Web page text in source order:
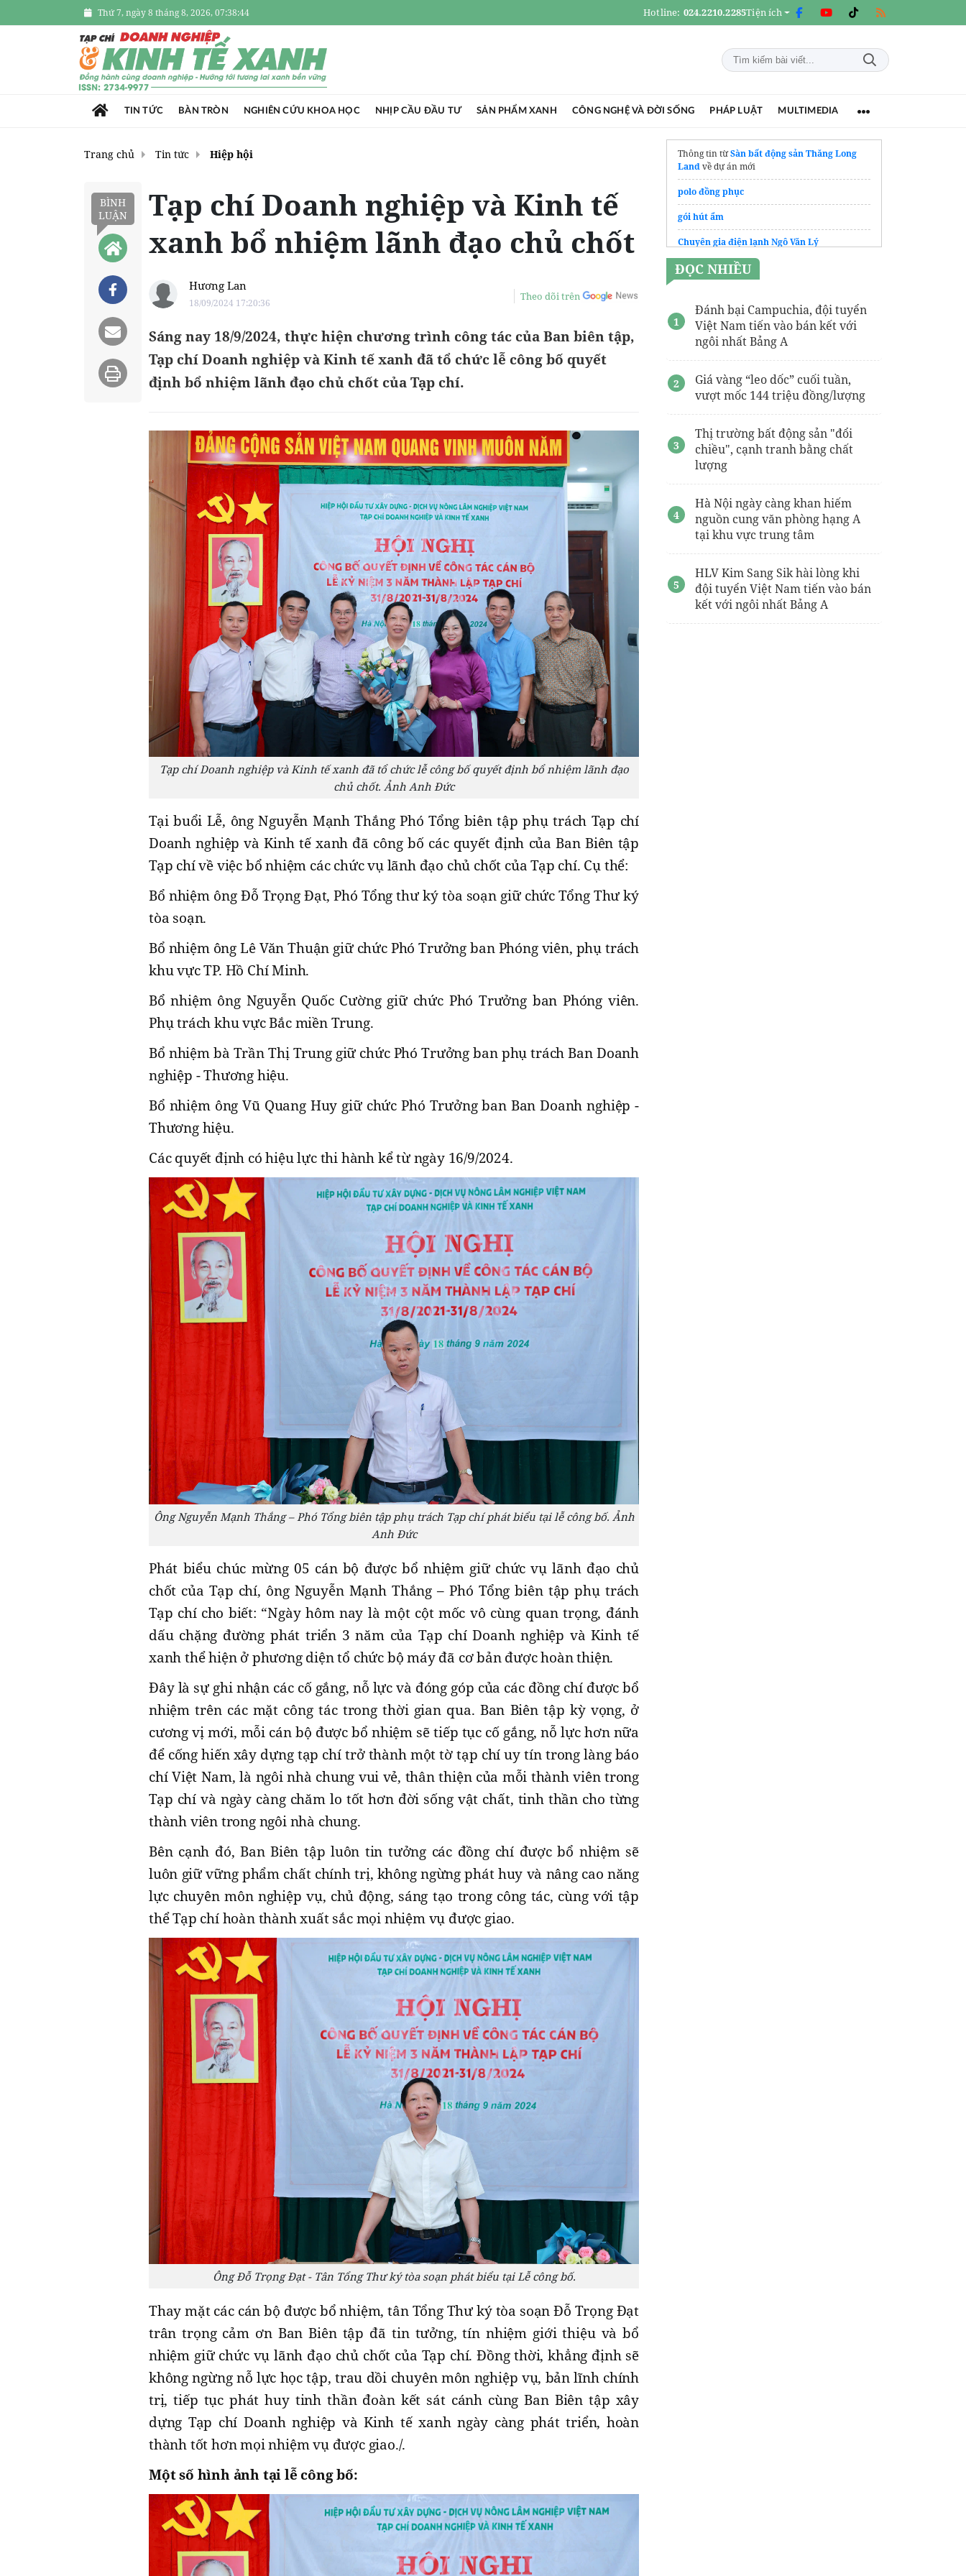
Thứ 7, ngày 8 tháng 8, 2026, 07:38:45 Hotline: 024.2210.2285Tiện ích
TIN TỨC BÀN TRÒN NGHIÊN CỨU KHOA HỌC NHỊP CẦU ĐẦU TƯ SẢN PHẨM XANH CÔNG NGHỆ VÀ ĐỜI SỐNG PHÁP LUẬT MULTIMEDIA
Trang chủ Tin tức Hiệp hội
BÌNH
LUẬN
Tạp chí Doanh nghiệp và Kinh tế
xanh bổ nhiệm lãnh đạo chủ chốt
Hương Lan
18/09/2024 17:20:36
Theo dõi trên
Sáng nay 18/9/2024, thực hiện chương trình công tác của Ban biên tập,
Tạp chí Doanh nghiệp và Kinh tế xanh đã tổ chức lễ công bố quyết
định bổ nhiệm lãnh đạo chủ chốt của Tạp chí.
Tạp chí Doanh nghiệp và Kinh tế xanh đã tổ chức lễ công bố quyết định bổ nhiệm lãnh đạo
chủ chốt. Ảnh Anh Đức
Tại buổi Lễ, ông Nguyễn Mạnh Thắng Phó Tổng biên tập phụ trách Tạp chí
Doanh nghiệp và Kinh tế xanh đã công bố các quyết định của Ban Biên tập
Tạp chí về việc bổ nhiệm các chức vụ lãnh đạo chủ chốt của Tạp chí. Cụ thể:
Bổ nhiệm ông Đỗ Trọng Đạt, Phó Tổng thư ký tòa soạn giữ chức Tổng Thư ký
tòa soạn.
Bổ nhiệm ông Lê Văn Thuận giữ chức Phó Trưởng ban Phóng viên, phụ trách
khu vực TP. Hồ Chí Minh.
Bổ nhiệm ông Nguyễn Quốc Cường giữ chức Phó Trưởng ban Phóng viên.
Phụ trách khu vực Bắc miền Trung.
Bổ nhiệm bà Trần Thị Trung giữ chức Phó Trưởng ban phụ trách Ban Doanh
nghiệp - Thương hiệu.
Bổ nhiệm ông Vũ Quang Huy giữ chức Phó Trưởng ban Ban Doanh nghiệp -
Thương hiệu.
Các quyết định có hiệu lực thi hành kể từ ngày 16/9/2024.
Ông Nguyễn Mạnh Thắng – Phó Tổng biên tập phụ trách Tạp chí phát biểu tại lễ công bố. Ảnh
Anh Đức
Phát biểu chúc mừng 05 cán bộ được bổ nhiệm giữ chức vụ lãnh đạo chủ
chốt của Tạp chí, ông Nguyễn Mạnh Thắng – Phó Tổng biên tập phụ trách
Tạp chí cho biết: “Ngày hôm nay là một cột mốc vô cùng quan trọng, đánh
dấu chặng đường phát triển 3 năm của Tạp chí Doanh nghiệp và Kinh tế
xanh thể hiện ở phương diện tổ chức bộ máy đã cơ bản được hoàn thiện.
Đây là sự ghi nhận các cố gắng, nỗ lực và đóng góp của các đồng chí được bổ
nhiệm trên các mặt công tác trong thời gian qua. Ban Biên tập kỳ vọng, ở
cương vị mới, mỗi cán bộ được bổ nhiệm sẽ tiếp tục cố gắng, nỗ lực hơn nữa
để cống hiến xây dựng tạp chí trở thành một tờ tạp chí uy tín trong làng báo
chí Việt Nam, là ngôi nhà chung vui vẻ, thân thiện của mỗi thành viên trong
Tạp chí và ngày càng chăm lo tốt hơn đời sống vật chất, tinh thần cho từng
thành viên trong ngôi nhà chung.
Bên cạnh đó, Ban Biên tập luôn tin tưởng các đồng chí được bổ nhiệm sẽ
luôn giữ vững phẩm chất chính trị, không ngừng phát huy và nâng cao năng
lực chuyên môn nghiệp vụ, chủ động, sáng tạo trong công tác, cùng với tập
thể Tạp chí hoàn thành xuất sắc mọi nhiệm vụ được giao.
Ông Đỗ Trọng Đạt - Tân Tổng Thư ký tòa soạn phát biểu tại Lễ công bố.
Thay mặt các cán bộ được bổ nhiệm, tân Tổng Thư ký tòa soạn Đỗ Trọng Đạt
trân trọng cảm ơn Ban Biên tập đã tin tưởng, tín nhiệm giới thiệu và bổ
nhiệm giữ chức vụ lãnh đạo chủ chốt của Tạp chí. Đồng thời, khẳng định sẽ
không ngừng nỗ lực học tập, trau dồi chuyên môn nghiệp vụ, bản lĩnh chính
trị, tiếp tục phát huy tinh thần đoàn kết sát cánh cùng Ban Biên tập xây
dựng Tạp chí Doanh nghiệp và Kinh tế xanh ngày càng phát triển, hoàn
thành tốt hơn mọi nhiệm vụ được giao./.
Một số hình ảnh tại lễ công bố:
Thông tin từSàn bất động sản Thăng Long
Landvề dự án mới
polo đồng phục
gói hút ẩm
Chuyên gia điện lạnh Ngô Văn Lý
Yêu cầu gửiBáo giá van chặn lửa tại Hà Nội
chi tiết nhất
ĐỌC NHIỀU
Đánh bại Campuchia, đội tuyển
Việt Nam tiến vào bán kết với
ngôi nhất Bảng A
Giá vàng “leo dốc” cuối tuần,
vượt mốc 144 triệu đồng/lượng
Thị trường bất động sản "đổi
chiều", cạnh tranh bằng chất
lượng
Hà Nội ngày càng khan hiếm
nguồn cung văn phòng hạng A
tại khu vực trung tâm
HLV Kim Sang Sik hài lòng khi
đội tuyển Việt Nam tiến vào bán
kết với ngôi nhất Bảng A